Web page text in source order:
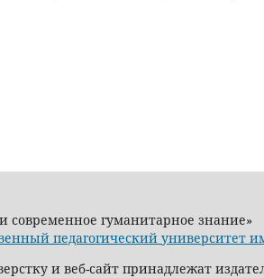
современное гуманитарное знание»
педагогический университет
и веб-сайт принадлежат